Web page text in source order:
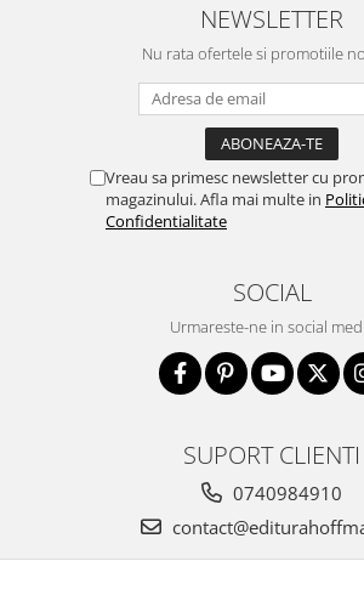
NEWSLETTER
Nu rata ofertele si promotiile
Vreau sa primesc newsletter cu
magazinului. Afla mai multe in
Confidentialitate
SOCIAL
Urmareste-ne in social
SUPORT CLIENTI
0740984910